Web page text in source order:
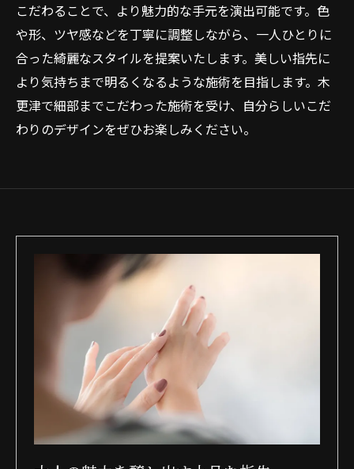
こだわることで、より魅力的な手元を演出可能です。色
や形、ツヤ感などを丁寧に調整しながら、一人ひとりに
合った綺麗なスタイルを提案いたします。美しい指先に
より気持ちまで明るくなるような施術を目指します。木
更津で細部までこだわった施術を受け、自分らしいこだ
わりのデザインをぜひお楽しみください。